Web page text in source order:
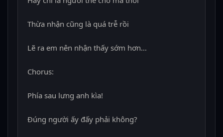
Thừa nhận cũng là quá trễ rồi
Lẽ ra em nên nhận thấy sớm hơn…
Chorus:
Phía sau lưng anh kìa!
Đúng người ấy đấy phải không?